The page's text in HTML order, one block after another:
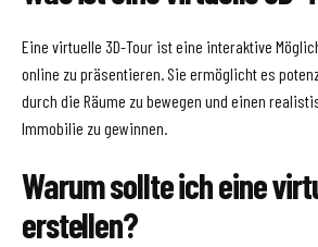
Eine virtuelle 3D-Tour ist eine interaktive
online zu präsentieren. Sie ermöglicht es
durch die Räume zu bewegen und einen
Immobilie zu gewinnen.
Warum sollte ich eine
erstellen?